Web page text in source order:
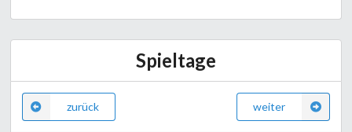
Spieltage
zurück weiter